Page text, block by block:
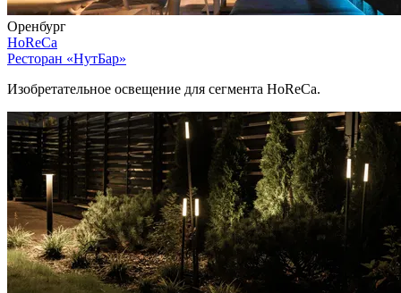
Оренбург
HoReCa
Ресторан «НутБар»
Изобретательное освещение для сегмента HoReCa.